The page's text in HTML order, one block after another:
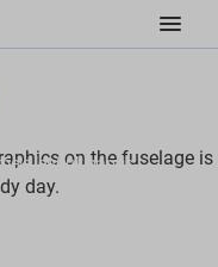
menu
lennukipargis